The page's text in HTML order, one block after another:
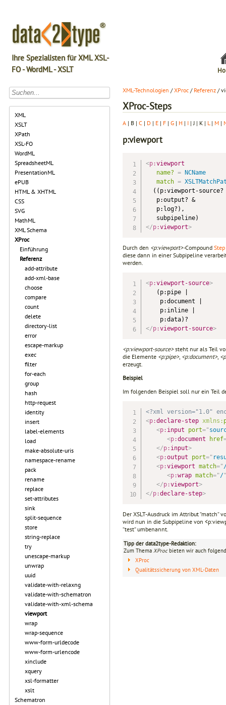
Ihre Spezialisten für XML XSL-
FO - WordML - XSLT
XML
XSLT
XPath
XSL-FO
WordML
SpreadsheetML
PresentationML
ePUB
HTML & XHTML
CSS
SVG
MathML
XML Schema
XProc
Einführung
Referenz
add-attribute
add-xml-base
choose
compare
count
delete
directory-list
error
escape-markup
exec
filter
for-each
group
hash
http-request
identity
insert
label-elements
load
make-absolute-uris
namespace-rename
pack
rename
replace
set-attributes
sink
split-sequence
store
string-replace
try
unescape-markup
unwrap
uuid
validate-with-relaxng
validate-with-schematron
validate-with-xml-schema
viewport
wrap
wrap-sequence
www-form-urldecode
www-form-urlencode
xinclude
xquery
xsl-formatter
xslt
Schematron
XML-Technologien /XProc / Referenz /
XProc-Steps
A | B | C | D | E | F | G | H | I | J | K | L | M |
p:viewport
<p:viewport
name? = NCName
match =
((p:viewport-source?
   p:output? &
   p:log?),
</p:viewport>
Durch den <p:viewport>-Compound Step
diese dann in einer Subpipeline
werden.
<p:viewport-source>
   (p:pipe |
    p:document |
    p:inline |
</p:viewport-source>
<p:viewport-source>steht nur als Teil
die Elemente <p:pipe>, <p:document>,
erzeugt.
Beispiel
Im folgenden Beispiel soll nur ein Teil
<?xml version="1.0"
<p:declare-step xmlns:
<p: input port="
<p:document href
</p: input>
<p:output port="
<p:viewport match="
<p:wrap match="/
</p:viewport>
</p:declare-step>
Der XSLT-Ausdruck im Attribut “match“
wird nun in die Subpipeline von
“test“ umbenannt.
Tipp der data2type-Redaktion:
Zum Thema XProcbieten wir auch
XProc
Qualitätssicherung von XML-Daten